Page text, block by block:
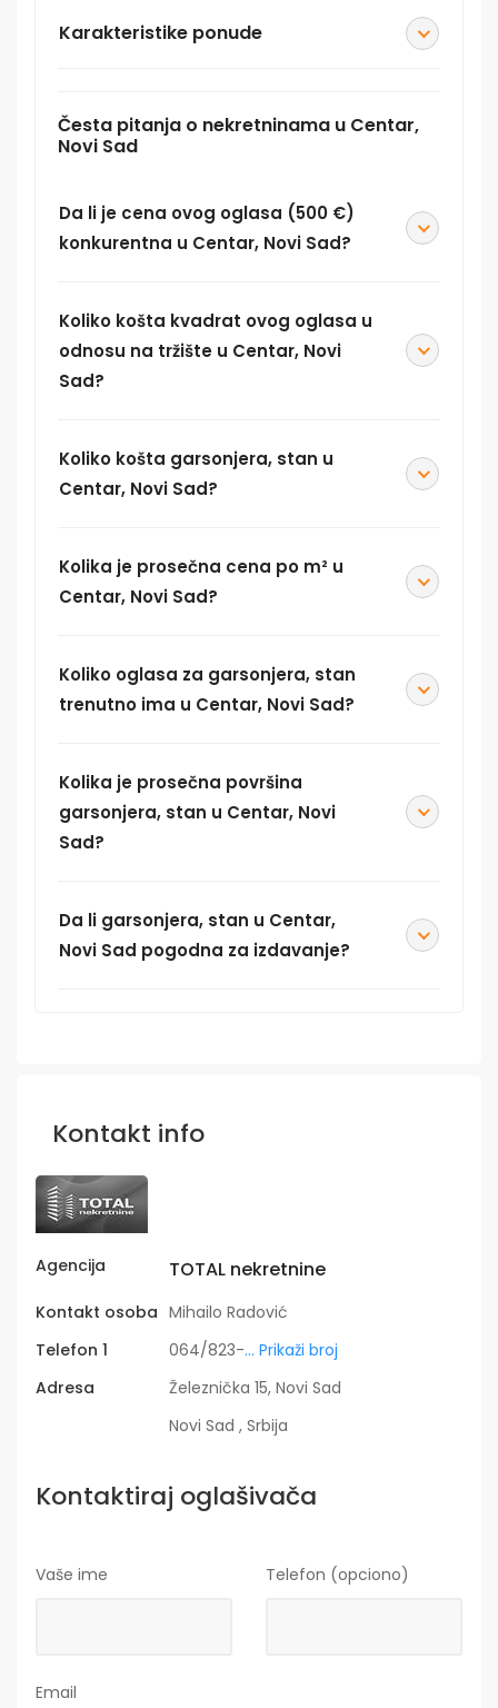
Karakteristike ponude
Česta pitanja o nekretninama u Centar,
Novi Sad
Da li je cena ovog oglasa (500 €)
konkurentna u Centar, Novi Sad?
Koliko košta kvadrat ovog oglasa u
odnosu na tržište u Centar, Novi
Sad?
Koliko košta garsonjera, stan u
Centar, Novi Sad?
Kolika je prosečna cena po m² u
Centar, Novi Sad?
Koliko oglasa za garsonjera, stan
trenutno ima u Centar, Novi Sad?
Kolika je prosečna površina
garsonjera, stan u Centar, Novi
Sad?
Da li garsonjera, stan u Centar,
Novi Sad pogodna za izdavanje?
Kontakt info
Agencija TOTAL nekretnine
Kontakt osoba Mihailo Radović
Telefon 1
064/823-... Prikaži broj
Adresa
Železnička 15, Novi Sad
Novi Sad , Srbija
Kontaktiraj oglašivača
Vaše ime Telefon (opciono)
Email